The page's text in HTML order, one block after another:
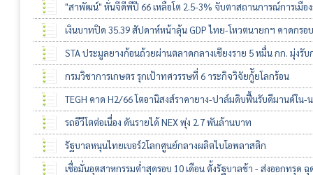
"สาพัฒน์" หั่นจีดีพีปี 66 เหลือโต 2.5-3% จับตาสถานการณ์การเมือ
เงินบาทปิด 35.39 สัปดาห์หน้าลุ้น GDP ไทย-โหวตนายกฯ คาดกรอ
STA ประมูลยางก้อนถ้วยผ่านตลาดกลางเชียงราย 5 หมื่น กก. มุ่งรับ
กรมวิชาการเกษตร รุกเป้าทศวรรษที่ 6 าระกิจวิจัยกู้ัยโลกร้อน
TEGH คาด H2/66 โตอานิสงส์ราคายาง-ปาล์มดิบฟื้นรับดีมานด์ใน-
รถอีวีโตต่อเนื่อง ดันรายได้ NEX พุ่ง 2.7 พันล้านบาท
รัฐบาลหนุนไทยเบอร์2โลกศูนย์กลางผลิตไบโอพลาสติก
เชื่อมั่นอุตสาหกรรมต่ำสุดรอบ 10 เดือน ตั้งรัฐบาลช้า - ส่งออกทรุด